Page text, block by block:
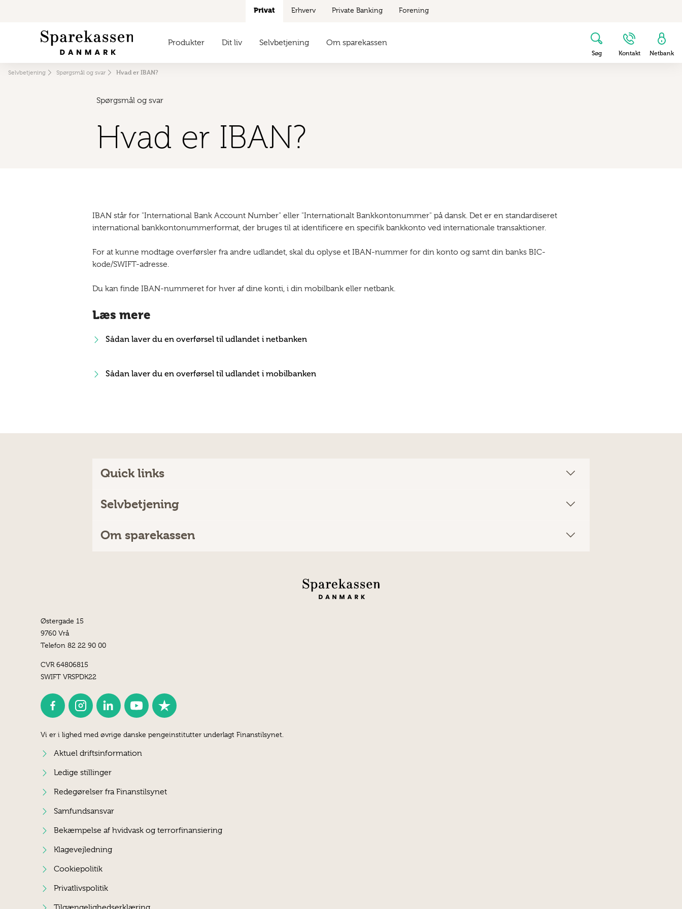
Selvbetjening Spørgsmål og svar Hvad er IBAN?
Privat Erhverv Private Banking Forening
Produkter Dit liv Selvbetjening Om sparekassen
Søg Kontakt Netbank
Spørgsmål og svar
Hvad er IBAN?
IBAN står for "International Bank Account Number" eller "Internationalt Bankkontonummer" på dansk. Det er en standardiseret
international bankkontonummerformat, der bruges til at identificere en specifik bankkonto ved internationale transaktioner.
For at kunne modtage overførsler fra andre udlandet, skal du oplyse et IBAN-nummer for din konto og samt din banks BIC-
kode/SWIFT-adresse.
Du kan finde IBAN-nummeret for hver af dine konti, i din mobilbank eller netbank.
Læs mere
Sådan laver du en overførsel til udlandet i netbanken
Sådan laver du en overførsel til udlandet i mobilbanken
Quick links
Selvbetjening
Om sparekassen
Østergade 15
9760 Vrå
Telefon 82 22 90 00
CVR 64806815
SWIFT VRSPDK22
Vi er i lighed med øvrige danske pengeinstitutter underlagt Finanstilsynet.
Aktuel driftsinformation
Ledige stillinger
Redegørelser fra Finanstilsynet
Samfundsansvar
Bekæmpelse af hvidvask og terrorfinansiering
Klagevejledning
Cookiepolitik
Privatlivspolitik